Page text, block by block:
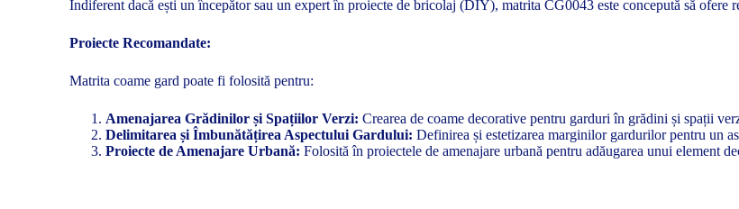
Indiferent dacă ești un începător sau un expert în proiecte de bricolaj (DIY), matrita CG0043 este concepută să ofere
Proiecte Recomandate:
Matrita coame gard poate fi folosită pentru:
Amenajarea Grădinilor și Spațiilor Verzi: Crearea de coame decorative pentru garduri în grădini și spații
Delimitarea și Îmbunătățirea Aspectului Gardului: Definirea și estetizarea marginilor gardurilor pentru un
Proiecte de Amenajare Urbană: Folosită în proiectele de amenajare urbană pentru adăugarea unui element